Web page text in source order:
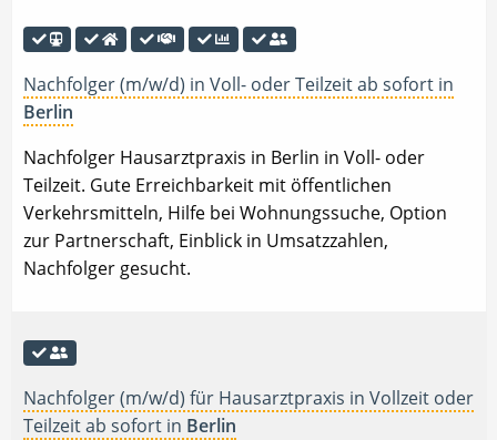
Nachfolger (m/w/d) in Voll- oder Teilzeit ab sofort in
Berlin
Nachfolger Hausarztpraxis in Berlin in Voll- oder
Teilzeit. Gute Erreichbarkeit mit öffentlichen
Verkehrsmitteln, Hilfe bei Wohnungssuche, Option
zur Partnerschaft, Einblick in Umsatzzahlen,
Nachfolger gesucht.
Nachfolger (m/w/d) für Hausarztpraxis in Vollzeit oder
Teilzeit ab sofort in Berlin